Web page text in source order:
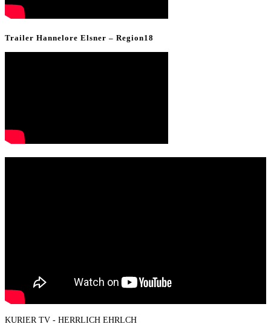
Trailer Hannelore Elsner – Region18
KURIER TV - HERRLICH EHRLCH